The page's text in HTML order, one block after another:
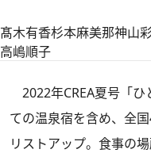
髙木有香杉本麻美那神山
高嶋順子
2022年CREA夏号「ひ
ての温泉宿を含め、全
リストアップ。食事の